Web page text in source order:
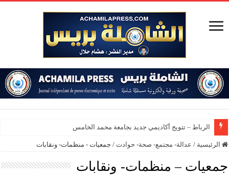
الرباط – تتويج أكاديمي جديد بجامعة محمد الخامس
الرئيسية / عدالة- مجتمع- صحة- حوادت / جمعيات - منظمات- ونقابات
جمعيات – منظمات- ونقابات